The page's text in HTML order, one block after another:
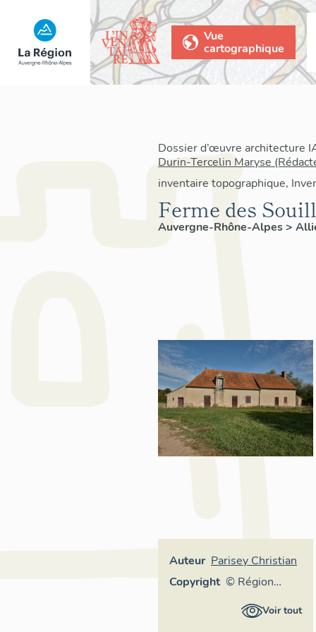
Vue
cartographique
Dossier d’œuvre architecture
Durin-Tercelin Maryse
inventaire topographique,
Ferme des
Auvergne-Rhône-Alpes>
Auteur Parisey Christian
Copyright © Région
Auvergne-Voir tout